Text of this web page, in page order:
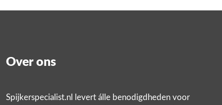
Over ons
Spijkerspecialist.nl levert álle benodigdheden voor